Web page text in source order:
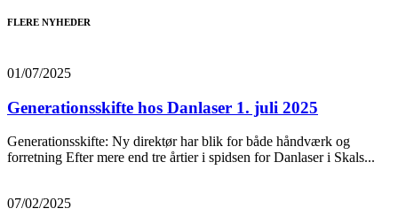
FLERE NYHEDER
01/07/2025
Generationsskifte hos Danlaser 1. juli 2025
Generationsskifte: Ny direktør har blik for både håndværk og
forretning Efter mere end tre årtier i spidsen for Danlaser i Skals...
07/02/2025